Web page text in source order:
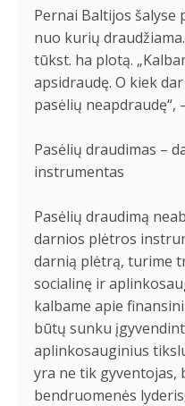
Pernai Baltijos šalyse
nuo kurių
tūkst. ha plotą.
apsidraudę. O kiek
pasėlių neapdraudę“,
Pasėlių draudimas –
instrumentas
Pasėlių draudimą
darnios plėtros
darnią plėtrą, turime
socialinę ir
kalbame apie
būtų sunku
aplinkosauginius
yra ne tik gyventojas,
bendruomenės